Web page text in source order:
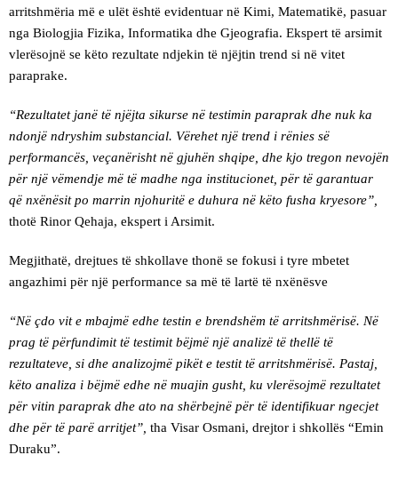
arritshmëria më e ulët është evidentuar në Kimi, Matematikë, pasuar
nga Biologjia Fizika, Informatika dhe Gjeografia. Ekspert të arsimit
vlerësojnë se këto rezultate ndjekin të njëjtin trend si në vitet
paraprake.
“Rezultatet janë të njëjta sikurse në testimin paraprak dhe nuk ka
ndonjë ndryshim substancial. Vërehet një trend i rënies së
performancës, veçanërisht në gjuhën shqipe, dhe kjo tregon nevojën
për një vëmendje më të madhe nga institucionet, për të garantuar
që nxënësit po marrin njohuritë e duhura në këto fusha kryesore”,
thotë Rinor Qehaja, ekspert i Arsimit.
Megjithatë, drejtues të shkollave thonë se fokusi i tyre mbetet
angazhimi për një performance sa më të lartë të nxënësve
“Në çdo vit e mbajmë edhe testin e brendshëm të arritshmërisë. Në
prag të përfundimit të testimit bëjmë një analizë të thellë të
rezultateve, si dhe analizojmë pikët e testit të arritshmërisë. Pastaj,
këto analiza i bëjmë edhe në muajin gusht, ku vlerësojmë rezultatet
për vitin paraprak dhe ato na shërbejnë për të identifikuar ngecjet
dhe për të parë arritjet”, tha Visar Osmani, drejtor i shkollës “Emin
Duraku”.